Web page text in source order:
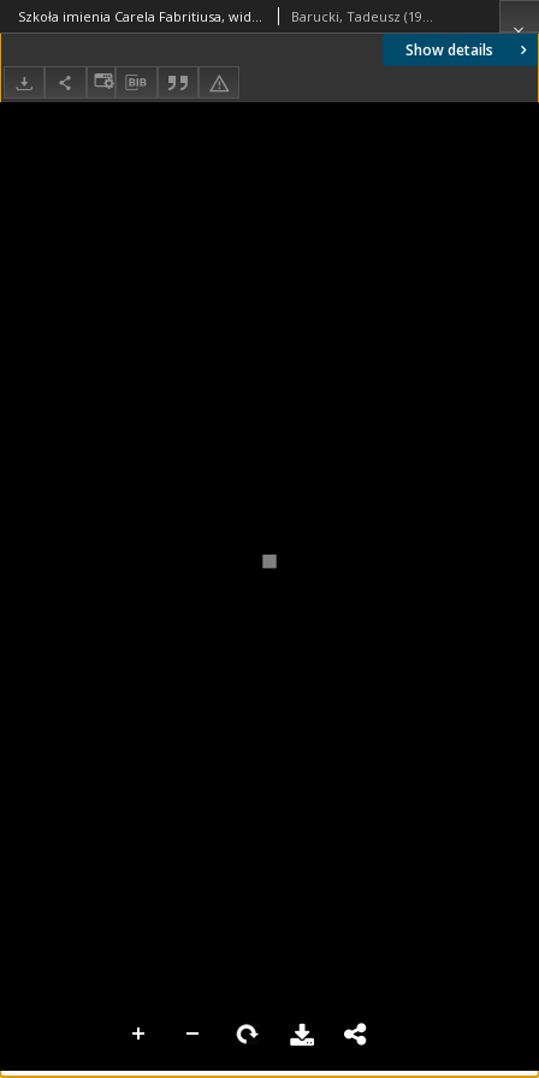
Show details
Szkoła imienia Carela Fabritiusa, widok ogólny, Hilversum, Niderlandy Barucki, Tadeusz (1922- ). Fotograf